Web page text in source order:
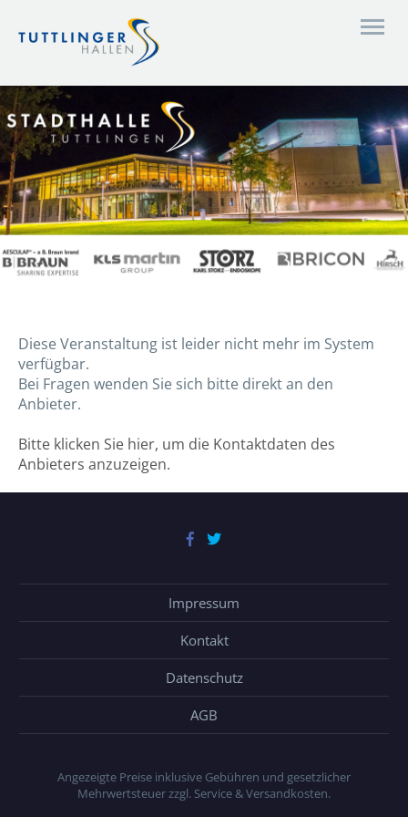
Diese Veranstaltung ist leider nicht mehr im System
verfügbar.
Bei Fragen wenden Sie sich bitte direkt an den
Anbieter.
Bitte klicken Sie hier, um die Kontaktdaten des
Anbieters anzuzeigen.
Impressum
Kontakt
Datenschutz
AGB
Angezeigte Preise inklusive Gebühren und gesetzlicher
Mehrwertsteuer zzgl. Service & Versandkosten.